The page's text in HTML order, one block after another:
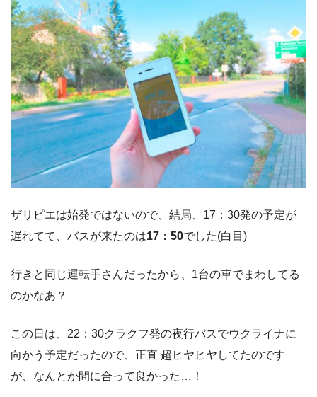
ザリピエは始発ではないので、結局、17：30発の予定が
遅れてて、バスが来たのは17：50でした(白目)
行きと同じ運転手さんだったから、1台の車でまわしてる
のかなあ？
この日は、22：30クラクフ発の夜行バスでウクライナに
向かう予定だったので、正直 超ヒヤヒヤしてたのです
が、なんとか間に合って良かった…！